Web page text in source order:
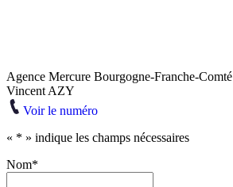
Agence Mercure Bourgogne-Franche-Comté
Vincent AZY
Voir le numéro
« * » indique les champs nécessaires
Nom*